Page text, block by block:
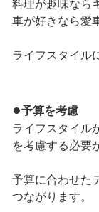
料理が趣味なら
車が好きなら愛
ライフスタイル
●予算を考慮
ライフスタイル
を考慮する必要
予算に合わせた
つながります。